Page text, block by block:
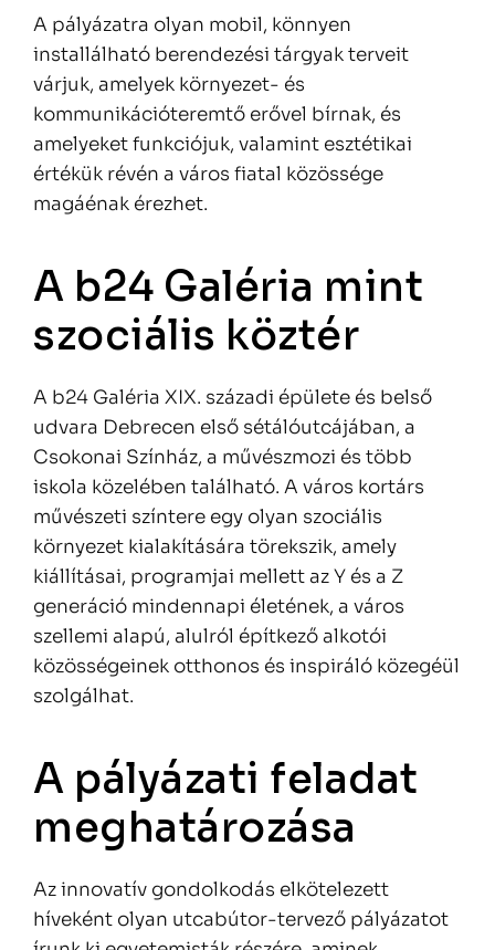
A pályázatra olyan mobil, könnyen
installálható berendezési tárgyak terveit
várjuk, amelyek környezet- és
kommunikációteremtő erővel bírnak, és
amelyeket funkciójuk, valamint esztétikai
értékük révén a város fiatal közössége
magáénak érezhet.
A b24 Galéria mint
szociális köztér
A b24 Galéria XIX. századi épülete és belső
udvara Debrecen első sétálóutcájában, a
Csokonai Színház, a művészmozi és több
iskola közelében található. A város kortárs
művészeti színtere egy olyan szociális
környezet kialakítására törekszik, amely
kiállításai, programjai mellett az Y és a Z
generáció mindennapi életének, a város
szellemi alapú, alulról építkező alkotói
közösségeinek otthonos és inspiráló közegéül
szolgálhat.
A pályázati feladat
meghatározása
Az innovatív gondolkodás elkötelezett
híveként olyan utcabútor-tervező pályázatot